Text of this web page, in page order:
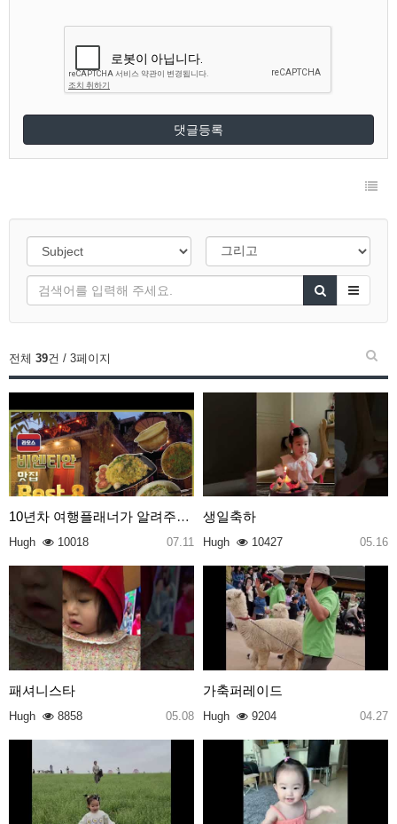
댓글등록
전체 39건 / 3페이지
10년차 여행플래너가 알려주는 라오스 비엔티안 맛집 B…
Hugh 10018 07.11
생일축하
Hugh 10427 05.16
패셔니스타
Hugh 8858 05.08
가축퍼레이드
Hugh 9204 04.27